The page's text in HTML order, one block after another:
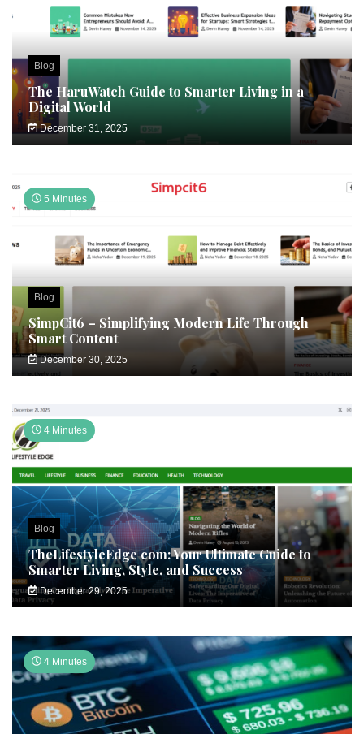
Blog
The HaruWatch Guide to Smarter Living in a
Digital World
December 31, 2025
5 Minutes
Blog
SimpCit6 – Simplifying Modern Life Through
Smart Content
December 30, 2025
4 Minutes
Blog
TheLifestyleEdge com: Your Ultimate Guide to
Smarter Living, Style, and Success
December 29, 2025
4 Minutes